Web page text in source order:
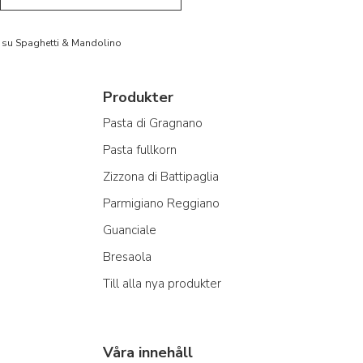
Spaghetti & Mandolino
Produkter
Pasta di Gragnano
Pasta fullkorn
Zizzona di Battipaglia
Parmigiano Reggiano
Guanciale
Bresaola
Till alla nya produkter
Våra innehåll